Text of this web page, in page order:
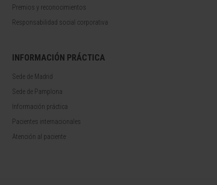
Premios y reconocimientos
Responsabilidad social corporativa
INFORMACIÓN PRÁCTICA
Sede de Madrid
Sede de Pamplona
Información práctica
Pacientes internacionales
Atención al paciente